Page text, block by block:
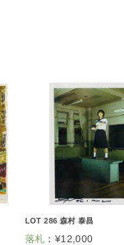
LOT 286 森村 泰昌
落札 ： ¥12,000